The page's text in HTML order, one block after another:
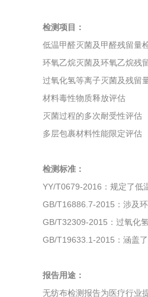
检测项目：
低温甲醛灭菌及甲醛残留量
环氧乙烷灭菌及环氧乙烷残
过氧化氢等离子灭菌及残留
材料毒性物质释放评估
灭菌过程的多次耐受性评估
多层包裹材料性能限定评估
检测标准：
YY/T0679-2016：规定了低
GB/T16886.7-2015：涉及
GB/T32309-2015：过氧化
GB/T19633.1-2015：涵盖
报告用途：
无纺布检测报告为医疗行业